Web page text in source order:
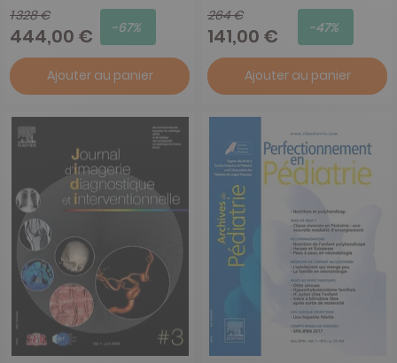
1 328 €
444,00 € -67%
Ajouter au panier
264 €
141,00 € -47%
Ajouter au panier